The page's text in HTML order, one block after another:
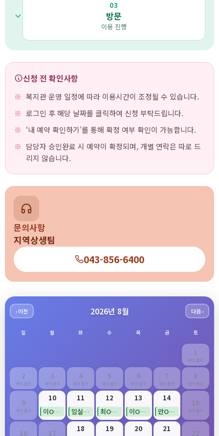
03
방문
이용 진행
신청 전 확인사항
복지관 운영 일정에 따라 이용시간이 조정될 수 있습니다.
로그인 후 해당 날짜를 클릭하여 신청 부탁드립니다.
‘내 예약 확인하기’를 통해 확정 여부 확인이 가능합니다.
담당자 승인완료 시 예약이 확정되며, 개별 연락은 따로 드
리지 않습니다.
문의사항
지역상생팀
043-856-6400
‹ 이전 2026년 8월 다음 ›
일 월 화 수 목 금 토
1
예약 불가
2
예약 불가
3
예약 불가
4
예약 불가
5
예약 불가
6
예약 불가
7
예약 불가
8
예약 불가
9
예약 불가
10
이O순(확정)
11
임실(확정)
12
최O영(확정)
13
이O순(확정)
14
안O희(확정)
15
예약 불가
16 17
18
19
20
21
22